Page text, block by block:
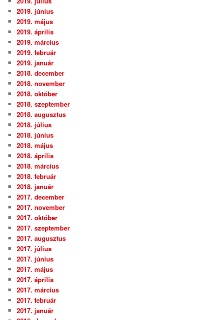
2019. június
2019. május
2019. április
2019. március
2019. február
2019. január
2018. december
2018. november
2018. október
2018. szeptember
2018. augusztus
2018. július
2018. június
2018. május
2018. április
2018. március
2018. február
2018. január
2017. december
2017. november
2017. október
2017. szeptember
2017. augusztus
2017. július
2017. június
2017. május
2017. április
2017. március
2017. február
2017. január